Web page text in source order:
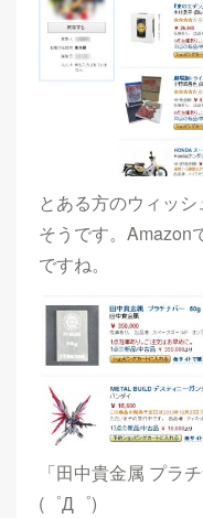
とある方のウィッ
そうです。Amazon
ですね。
「田中貴金属 プラ
(゜Д゜)